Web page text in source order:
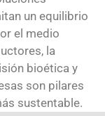
un equilibrio
el medio
la
bioética y
son pilares
sustentable.